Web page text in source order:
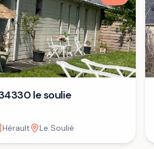
le soulie
Hérault Le Soulié